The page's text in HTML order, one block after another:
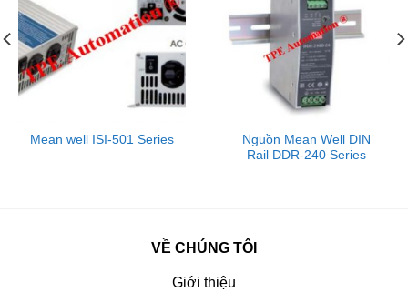
Mean well ISI-501 Series
Nguồn Mean Well DIN
Rail DDR-240 Series
VỀ CHÚNG TÔI
Giới thiệu